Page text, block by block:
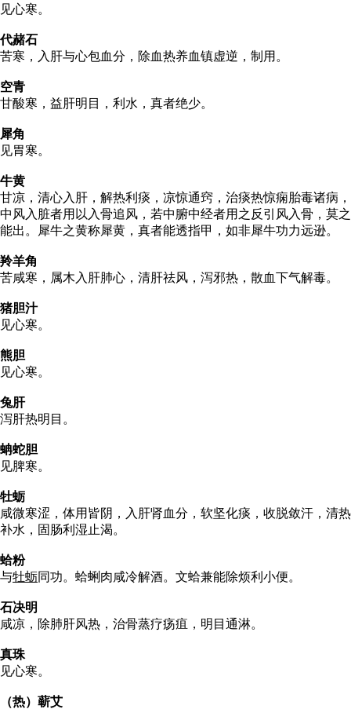
见心寒。
代赭石
苦寒，入肝与心包血分，除血热养血镇虚逆，制用。
空青
甘酸寒，益肝明目，利水，真者绝少。
犀角
见胃寒。
牛黄
甘凉，清心入肝，解热利痰，凉惊通窍，治痰热惊痫胎毒诸病，
中风入脏者用以入骨追风，若中腑中经者用之反引风入骨，莫之
能出。犀牛之黄称犀黄，真者能透指甲，如非犀牛功力远逊。
羚羊角
苦咸寒，属木入肝肺心，清肝祛风，泻邪热，散血下气解毒。
猪胆汁
见心寒。
熊胆
见心寒。
兔肝
泻肝热明目。
蚺蛇胆
见脾寒。
牡蛎
咸微寒涩，体用皆阴，入肝肾血分，软坚化痰，收脱敛汗，清热
补水，固肠利湿止渴。
蛤粉
与牡蛎同功。蛤蜊肉咸冷解酒。文蛤兼能除烦利小便。
石决明
咸凉，除肺肝风热，治骨蒸疗疡疽，明目通淋。
真珠
见心寒。
（热）蕲艾